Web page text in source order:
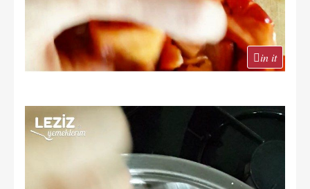
in it